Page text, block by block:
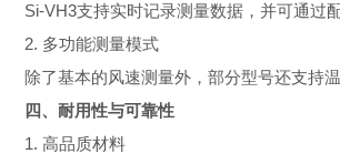
Si-VH3支持实时记录测量数据，并可通过
2. 多功能测量模式
除了基本的风速测量外，部分型号还支持
四、耐用性与可靠性
1. 高品质材料